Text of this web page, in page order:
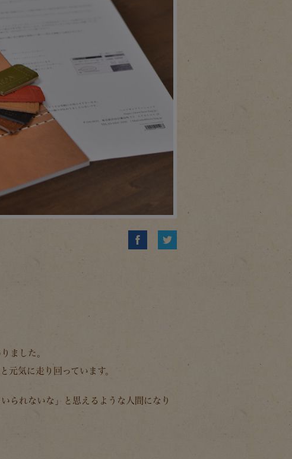
ました。
元気に走り回っています。
られないな」と思えるような人間になり